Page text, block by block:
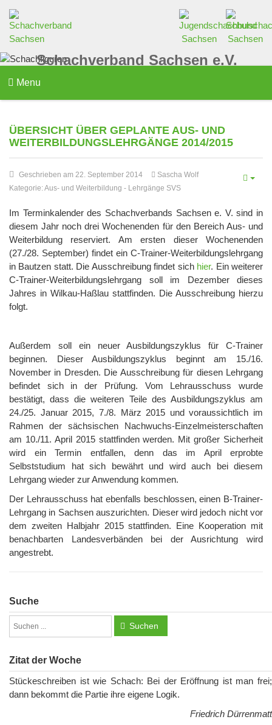
Schachverband Sachsen e.V.
Menu
ÜBERSICHT ÜBER GEPLANTE AUS- UND
WEITERBILDUNGSLEHRGÄNGE 2014/2015
Geschrieben am 22. September 2014
Sascha Wolf
Kategorie:Aus- und Weiterbildung - Lehrgänge SVS
Im Terminkalender des Schachverbands Sachsen e. V. sind in
diesem Jahr noch drei Wochenenden für den Bereich Aus- und
Weiterbildung reserviert. Am ersten dieser Wochenenden
(27./28. September) findet ein C-Trainer-Weiterbildungslehrgang
in Bautzen statt. Die Ausschreibung findet sich hier. Ein weiterer
C-Trainer-Weiterbildungslehrgang soll im Dezember dieses
Jahres in Wilkau-Haßlau stattfinden. Die Ausschreibung hierzu
folgt.
Außerdem soll ein neuer Ausbildungszyklus für C-Trainer
beginnen. Dieser Ausbildungszyklus beginnt am 15./16.
November in Dresden. Die Ausschreibung für diesen Lehrgang
befindet sich in der Prüfung. Vom Lehrausschuss wurde
bestätigt, dass die weiteren Teile des Ausbildungszyklus am
24./25. Januar 2015, 7./8. März 2015 und voraussichtlich im
Rahmen der sächsischen Nachwuchs-Einzelmeisterschaften
am 10./11. April 2015 stattfinden werden. Mit großer Sicherheit
wird ein Termin entfallen, denn das im April erprobte
Selbststudium hat sich bewährt und wird auch bei diesem
Lehrgang wieder zur Anwendung kommen.
Der Lehrausschuss hat ebenfalls beschlossen, einen B-Trainer-
Lehrgang in Sachsen auszurichten. Dieser wird jedoch nicht vor
dem zweiten Halbjahr 2015 stattfinden. Eine Kooperation mit
benachbarten Landesverbänden bei der Ausrichtung wird
angestrebt.
Suche
Suchen
Zitat der Woche
Stückeschreiben ist wie Schach: Bei der Eröffnung ist man frei;
dann bekommt die Partie ihre eigene Logik.
Friedrich Dürrenmatt